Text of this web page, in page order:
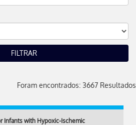
Foram encontrados: 3667 Resultados
Infants with Hypoxic-Ischemic